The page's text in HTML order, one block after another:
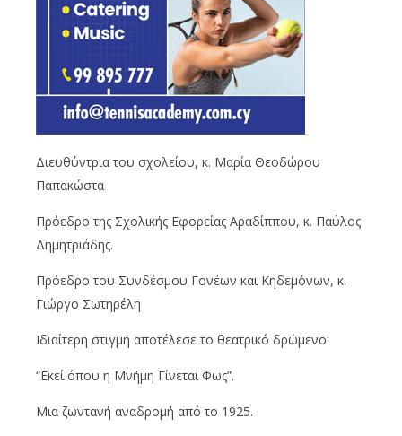
Διευθύντρια του σχολείου, κ. Μαρία Θεοδώρου
Παπακώστα
Πρόεδρο της Σχολικής Εφορείας Αραδίππου, κ. Παύλος
Δημητριάδης.
Πρόεδρο του Συνδέσμου Γονέων και Κηδεμόνων, κ.
Γιώργο Σωτηρέλη
Ιδιαίτερη στιγμή αποτέλεσε το θεατρικό δρώμενο:
“Εκεί όπου η Μνήμη Γίνεται Φως”.
Μια ζωντανή αναδρομή από το 1925.